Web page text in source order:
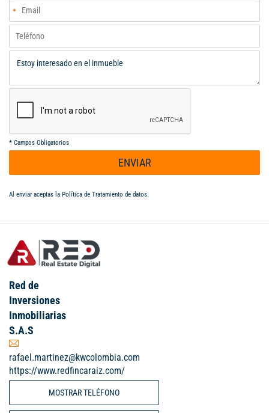
* Campos Obligatorios
ENVIAR
Al enviar aceptas la Política de Tratamiento de datos.
Red de
Inversiones
Inmobiliarias
S.A.S
rafael.martinez@kwcolombia.com
https://www.redfincaraiz.com/
MOSTRAR TELÉFONO